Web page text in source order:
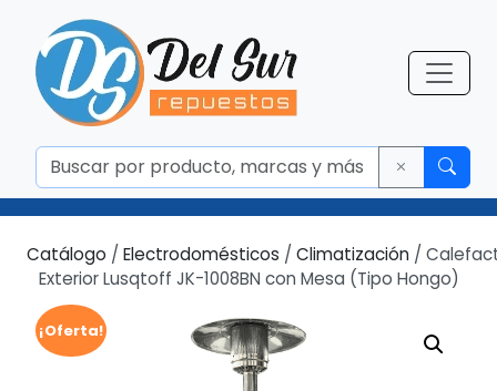
¡Oferta!
Catálogo / Electrodomésticos / Climatización /
Exterior Lusqtoff JK-1008BN con Mesa (Tipo Hongo)